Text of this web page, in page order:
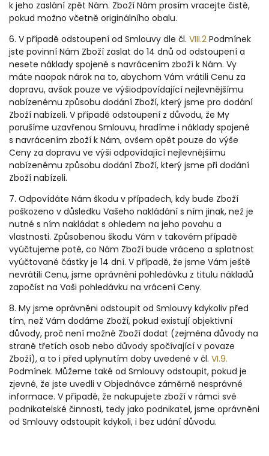
k jeho zaslání zpět Nám. Zboží Nám prosím vracejte čisté,
pokud možno včetně originálního obalu.
6. V případě odstoupení od Smlouvy dle čl. VIII.2 Podmínek
jste povinní Nám Zboží zaslat do 14 dnů od odstoupení a
nesete náklady spojené s navrácením zboží k Nám. Vy
máte naopak nárok na to, abychom Vám vrátili Cenu za
dopravu, avšak pouze ve výšiodpovídající nejlevnějšímu
nabízenému způsobu dodání Zboží, který jsme pro dodání
Zboží nabízeli. V případě odstoupení z důvodu, že My
porušíme uzavřenou Smlouvu, hradíme i náklady spojené
s navrácením zboží k Nám, ovšem opět pouze do výše
Ceny za dopravu ve výši odpovídající nejlevnějšímu
nabízenému způsobu dodání Zboží, který jsme při dodání
Zboží nabízeli.
7. Odpovídáte Nám škodu v případech, kdy bude Zboží
poškozeno v důsledku Vašeho nakládání s ním jinak, než je
nutné s ním nakládat s ohledem na jeho povahu a
vlastnosti. Způsobenou škodu Vám v takovém případě
vyúčtujeme poté, co Nám Zboží bude vráceno a splatnost
vyúčtované částky je 14 dní. V případě, že jsme Vám ještě
nevrátili Cenu, jsme oprávněni pohledávku z titulu nákladů
započíst na Vaši pohledávku na vrácení Ceny.
8. My jsme oprávněni odstoupit od Smlouvy kdykoliv před
tím, než Vám dodáme Zboží, pokud existují objektivní
důvody, proč není možné Zboží dodat (zejména důvody na
straně třetích osob nebo důvody spočívající v povaze
Zboží), a to i před uplynutím doby uvedené v čl. VI.9.
Podmínek. Můžeme také od Smlouvy odstoupit, pokud je
zjevné, že jste uvedli v Objednávce záměrně nesprávné
informace. V případě, že nakupujete zboží v rámci své
podnikatelské činnosti, tedy jako podnikatel, jsme oprávněni
od Smlouvy odstoupit kdykoli, i bez udání důvodu.